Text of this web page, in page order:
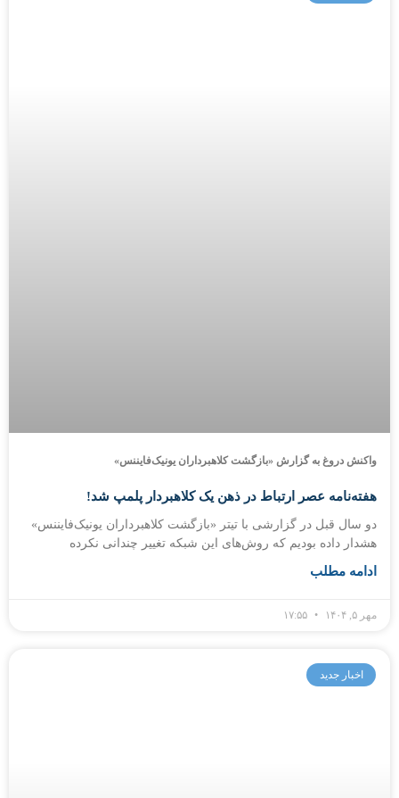
واکنش دروغ به گزارش «بازگشت کلاهبرداران یونیک‌فایننس»
هفته‌نامه عصر ارتباط در ذهن یک کلاهبردار پلمپ شد!
دو سال قبل در گزارشی با تیتر «بازگشت کلاهبرداران یونیک‌فایننس»
هشدار داده بودیم که روش‌های این شبکه تغییر چندانی نکرده
ادامه مطلب
مهر ۵, ۱۴۰۴
اخبار جدید